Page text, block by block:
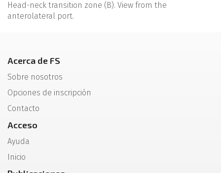
Head-neck transition zone (B). View from the
anterolateral port.
Acerca de FS
Sobre nosotros
Opciones de inscripción
Contacto
Acceso
Ayuda
Inicio